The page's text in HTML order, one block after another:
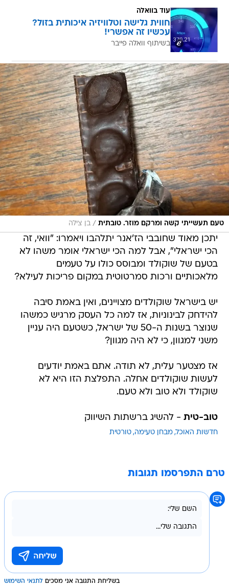
עוד בוואלה
חווית גלישה וטלוויזיה איכותית בזול?
עכשיו זה אפשרי!
בשיתוף וואלה פייבר
טעם תעשייתי קשה ומרקם מוזר. טובתית / בן צילה
יתכן מאוד שחובבי הז'אנר יתלהבו ויאמרו: "וואי, זה
הכי ישראלי", אבל למה הכי ישראלי אומר משהו לא
בטעם של שוקולד ומבוסס כולו על טעמים
מלאכותיים ורכות סמרטוטית במקום פריכות לעילא?
יש בישראל שוקולדים מצויינים, ואין באמת סיבה
להידחק לבינוניות, אז למה כל העסק מרגיש כמשהו
שנוצר בשנות ה-50 של ישראל, כשטעם היה עניין
משני למגוון, כי לא היה מגוון?
אז מצטער עלית, לא תודה. אתם באמת יודעים
לעשות שוקולדים אחלה. התפלצת הזו היא לא
שוקולד ולא טוב ולא טעם.
טוב-טית - להשיג ברשתות השיווק
חדשות האוכל מבחן טעימה טורטית
טרם התפרסמו תגובות
בשליחת התגובה אני מסכים לתנאי השימוש